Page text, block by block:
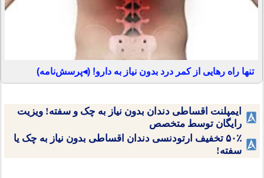
تنها راه رهایی از کمر درد بدون نیاز به دارو! (◂پرسش‌نامه)
ایمپلنت اقساطی دندان بدون نیاز به چک و سفته! ویزیت
رایگان توسط متخصص
۵۰٪ تخفیف ارتودنسی دندان اقساطی بدون نیاز به چک یا
سفته!